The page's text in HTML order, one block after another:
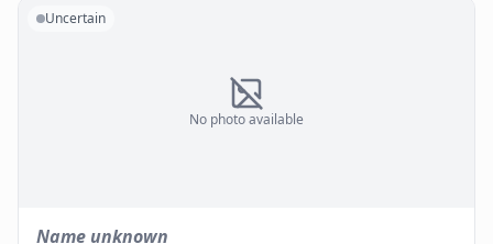
No photo available
Uncertain
Name unknown